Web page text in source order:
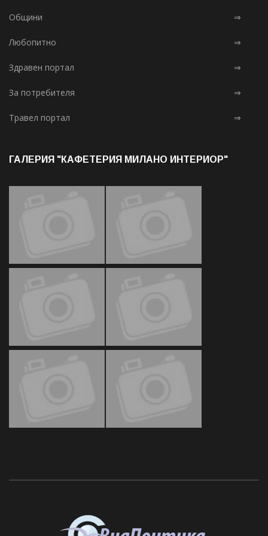
Общини ⇒
Любопитно ⇒
Здравен портал ⇒
За потребителя ⇒
Травел портал ⇒
ГАЛЕРИЯ "КАФЕТЕРИЯ МИЛАНО ИНТЕРИОР"